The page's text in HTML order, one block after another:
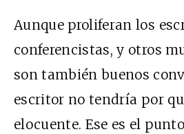
Aunque proliferan los
conferencistas, y otros
son también buenos
escritor no tendría por
elocuente. Ese es el